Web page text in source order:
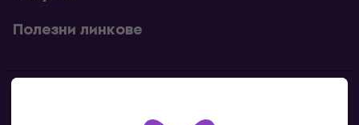
Полезни линкове